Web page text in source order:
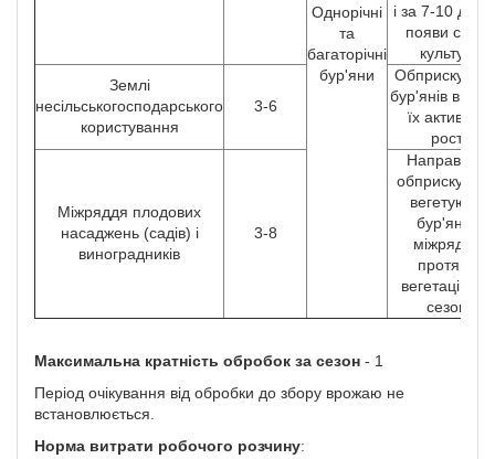
Однорічні
та
багаторічні
бур'яни
і за 7-10 днів
появи
культури
Землі
несільськогосподарського
користування
3-6
бур'янів в
їх активного
росту
Міжряддя плодових
насаджень (садів) і
виноградників
3-8
Направлене
вегетуючих
бур'янів в
міжряддях
протягом
сезону
Максимальна кратність обробок за сезон - 1
Період очікування від обробки до збору врожаю не
встановлюється.
Норма витрати робочого розчину: